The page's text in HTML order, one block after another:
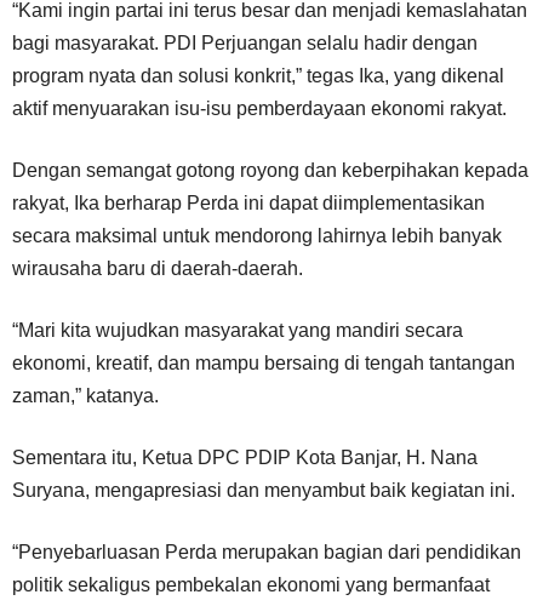
“Kami ingin partai ini terus besar dan menjadi kemaslahatan
bagi masyarakat. PDI Perjuangan selalu hadir dengan
program nyata dan solusi konkrit,” tegas Ika, yang dikenal
aktif menyuarakan isu-isu pemberdayaan ekonomi rakyat.
Dengan semangat gotong royong dan keberpihakan kepada
rakyat, Ika berharap Perda ini dapat diimplementasikan
secara maksimal untuk mendorong lahirnya lebih banyak
wirausaha baru di daerah-daerah.
“Mari kita wujudkan masyarakat yang mandiri secara
ekonomi, kreatif, dan mampu bersaing di tengah tantangan
zaman,” katanya.
Sementara itu, Ketua DPC PDIP Kota Banjar, H. Nana
Suryana, mengapresiasi dan menyambut baik kegiatan ini.
“Penyebarluasan Perda merupakan bagian dari pendidikan
politik sekaligus pembekalan ekonomi yang bermanfaat